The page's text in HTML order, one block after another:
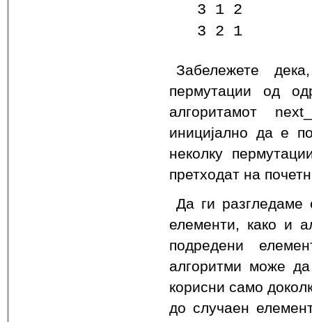
3 1 2
3 2 1
Забележете
пермутации од
алгоритамот
иницијално да е
неколку
претходат на
Да ги разгледаме
елементи, како и
подредени
алгоритми може да
корисни само
до случаен